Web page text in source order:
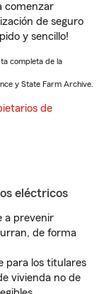
comenzar
de seguro
y sencillo!
completa de la
y State Farm Archive.
de
eléctricos
a prevenir
de forma
para los titulares
vivienda no de